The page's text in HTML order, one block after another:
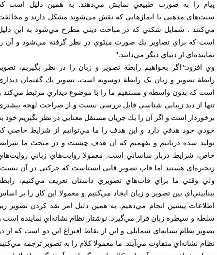
را به صورت طبيعي نمايش مي‌دهند. به همين دليل است كه
مذهبي با ايماژ‌هايي كه نقش مي‌شوند مشكل دارند و مخالفت
. شمايل شكني كه در مباحث ديني مطرح مي‌شود به اين دليل
كه براي تصاوير يك صورت مينَوي در نظر گرفته مي‌شود و آن را
از دنياي ديگر مي‌دانند."
افزود:"اگر بخواهيم رابطه تصوير و زبان را در نظر بگيريم، تصوير
تصویر و زبان یک رابطۀ دوسویه است. تصوير يك گفتمان ديداري
كه بدون واسطه و مستقيم ما را با موضوع ديداري مرتبط مي‌كند و
از ديد زيبايي شناسي قابل بررسي نيست و از صراحت لهجه بيشتري
است و اگر آن را يك جريان مستقل معنايي در نظر بگيريم خود به
خود هدفي دارد و اين هدف را ما مي‌توانيم از شرايط خاصي كه
شده دريابيم و بفهميم كه آن هدف چيست و در مبحث ما شرايط
شرايط دربار ساساني است. معمولا روايت‌هاي زباني روايت‌هاي
هستند اما قاب تصوير قابي ايستاست كه حركتي در آن نيست؛
وقتي ما براي قاب‌هاي تصويري داستان تعريف مي‌كنيم، رابطه
بين تصوير و زبان ايجاد مي‌كنيم و معمولا اين كار را بر اساس
پيشين انجام مي‌دهيم. به همين دليل امر نقد كردن تصوير زير
و سيطره زبان قرار مي‌گيرد. نوشتار نظام نشانه‌اي نماينده است و
نظام نشانه‌اي شمايلي و اين از نقاط افتراغ اين دو است كه از دو
نشانه‌اي متفاوت مي‌آيند. ما معمولا كلام را به تصوير ترجمه مي‌‌کنيم